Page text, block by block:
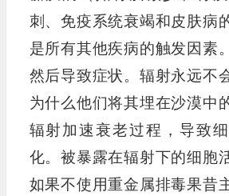
刺、免疫系统衰竭和皮肤病
是所有其他疾病的触发因素
然后导致症状。辐射永远不
为什么他们将其埋在沙漠中
辐射加速衰老过程，导致
化。被暴露在辐射下的细胞
如果不使用重金属排毒果昔